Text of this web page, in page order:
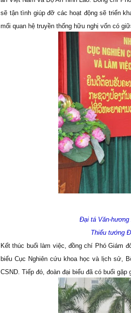
sẽ tận tình giúp đỡ các hoạt động sẽ triển
mối quan hệ truyền thống hữu nghị vốn có
Đại tá Văn-hương
Thiếu tướng
Kết thúc buổi làm việc, đồng chí Phó Giám
biểu Cục Nghiên cứu khoa học và lịch sử,
CSND. Tiếp đó, đoàn đại biểu đã có buổi